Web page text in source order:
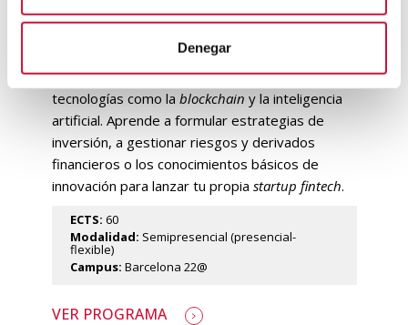
Denegar
Domina el sectorfintech
están transformando el sector financiero y en su
implementación real, como es el caso de
tecnologías como la blockchain y la inteligencia
artificial. Aprende a formular estrategias de
inversión, a gestionar riesgos y derivados
financieros o los conocimientos básicos de
innovación para lanzar tu propia startup fintech.
ECTS: 60
Modalidad: Semipresencial (presencial-
flexible)
Campus: Barcelona 22@
VER PROGRAMA